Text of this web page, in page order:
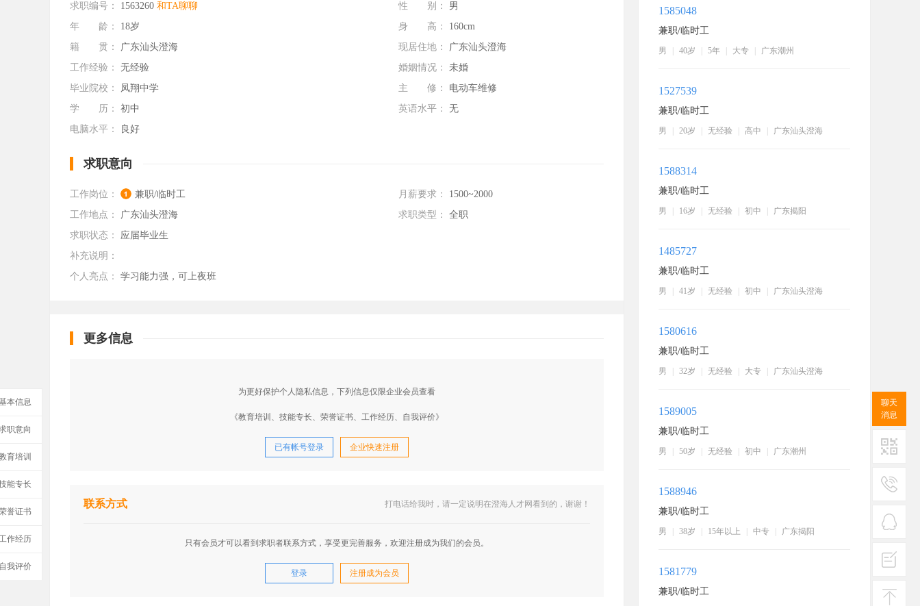
本信息
职意向
育培训
能专长
誉证书
作经历
我评价
求职编号： 1563260 和TA聊聊 性 别：
男
年 龄：
18岁 身 高：
160cm
籍 贯：
广东汕头澄海 现居住地：
广东汕头澄海
工作经验：
无经验 婚姻情况：
未婚
毕业院校：
凤翔中学 主 修：
电动车维修
学 历：
初中 英语水平：
无
电脑水平：
良好
求职意向
工作岗位： 兼职/临时工 月薪要求：
1500~2000
工作地点：
广东汕头澄海 求职类型：
全职
求职状态：
应届毕业生
补充说明：
个人亮点：
学习能力强，可上夜班
更多信息
为更好保护个人隐私信息，下列信息仅限企业会员查看
《教育培训、技能专长、荣誉证书、工作经历、自我评价》
已有帐号登录 企业快速注册
联系方式 打电话给我时，请一定说明在澄海人才网看到的，谢谢！
只有会员才可以看到求职者联系方式，享受更完善服务，欢迎注册成为我们的会员。
登录 注册成为会员
1585048
兼职/临时工
男 40岁 5年 大专 广东潮州
1527539
兼职/临时工
男 20岁 无经验 高中 广东汕头澄海
1588314
兼职/临时工
男 16岁 无经验 初中 广东揭阳
1485727
兼职/临时工
男 41岁 无经验 初中 广东汕头澄海
1580616
兼职/临时工
男 32岁 无经验 大专 广东汕头澄海
1589005
兼职/临时工
男 50岁 无经验 初中 广东潮州
1588946
兼职/临时工
男 38岁 15年以上 中专 广东揭阳
1581779
兼职/临时工
聊天
消息
二维码
热线
客服
建议